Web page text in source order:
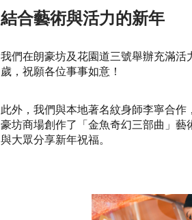
結合藝術與活力的新年
我們在朗豪坊及花園道三號舉辦充滿活
歲，祝願各位事事如意！
此外，我們與本地著名紋身師李寧合作
豪坊商場創作了「金魚奇幻三部曲」藝
與大眾分享新年祝福。